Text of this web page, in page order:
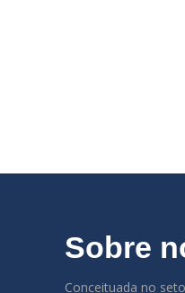
Sobre
Conceituada no